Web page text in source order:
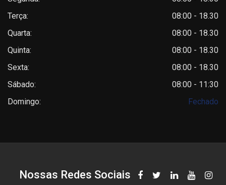
Terça:
08:00 - 18.30
Quarta:
08:00 - 18.30
Quinta:
08:00 - 18.30
Sexta:
08:00 - 18.30
Sábado:
08:00 - 11:30
Domingo:
Fechado
Nossas Redes Sociais